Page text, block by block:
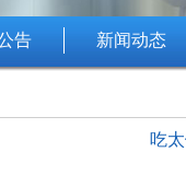
告 新闻动态
吃